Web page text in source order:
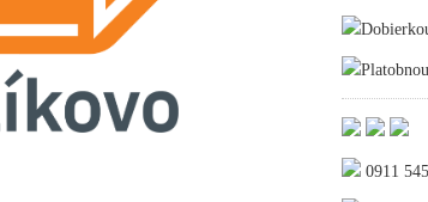
0911